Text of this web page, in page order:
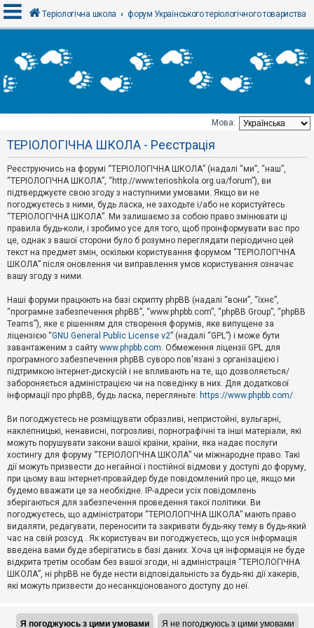
х
і
Т
е
м
и
б
е
з
в
і
д
п
о
в
і
д
й
А
к
т
и
в
н
і
м
и
П
о
ш
у
Д
о
п
о
м
Теріологічна школа форум Українського теріологічного товариства
Мова:
ТЕРІОЛОГІЧНА ШКОЛА - Реєстрація
Реєструючись на форумі “ТЕРІОЛОГІЧНА ШКОЛА” (надалі “ми”, “наш”,
“ТЕРІОЛОГІЧНА ШКОЛА”, “http://www.terioshkola.org.ua/forum”), ви
підтверджуєте свою згоду з наступними умовами. Якщо ви не
погоджуєтесь з ними, будь ласка, не заходьте і/або не користуйтесь
“ТЕРІОЛОГІЧНА ШКОЛА”. Ми залишаємо за собою право змінювати ці
правила будь-коли, і зробимо усе для того, щоб проінформувати вас про
це, однак з вашої сторони було б розумно переглядати періодично цей
текст на предмет змін, оскільки користування форумом “ТЕРІОЛОГІЧНА
ШКОЛА” після оновлення чи виправлення умов користування означає
вашу згоду з ними.
Наші форуми працюють на базі скрипту phpBB (надалі “вони”, “їхнє”,
“програмне забезпечення phpBB”, “www.phpbb.com”, “phpBB Group”, “phpBB
Teams”), яке є рішенням для створення форумів, яке випущене за
ліцензією “GNU General Public License v2” (надалі “GPL”) і може бути
завантаженим з сайту www.phpbb.com. Обмеження ліцензії GPL для
програмного забезпечення phpBB суворо пов'язані з організацією і
підтримкою інтернет-дискусій і не впливають на те, що дозволяється/
забороняється адміністрацією чи на поведінку в них. Для додаткової
інформації про phpBB, будь ласка, перегляньте: https://www.phpbb.com/.
Ви погоджуєтесь не розміщувати образливі, непристойні, вульгарні,
наклепницькі, ненависні, погрозливі, порнографічні та інші матеріали, які
можуть порушувати закони вашої країни, країни, яка надає послуги
хостингу для форуму “ТЕРІОЛОГІЧНА ШКОЛА” чи міжнародне право. Такі
дії можуть призвести до негайної і постійної відмови у доступі до форуму,
при цьому ваш інтернет-провайдер буде повідомлений про це, якщо ми
будемо вважати це за необхідне. IP-адреси усіх повідомлень
зберігаються для забезпечення проведення такої політики. Ви
погоджуєтесь, що адміністратори “ТЕРІОЛОГІЧНА ШКОЛА” мають право
видаляти, редагувати, переносити та закривати будь-яку тему в будь-який
час на свій розсуд . Як користувач ви погоджуєтесь, що уся інформація
введена вами буде зберігатись в базі даних. Хоча ця інформація не буде
відкрита третім особам без вашої згоди, ні адміністрація “ТЕРІОЛОГІЧНА
ШКОЛА”, ні phpBB не буде нести відповідальність за будь-які дії хакерів,
які можуть призвести до несанкціонованого доступу до неї.